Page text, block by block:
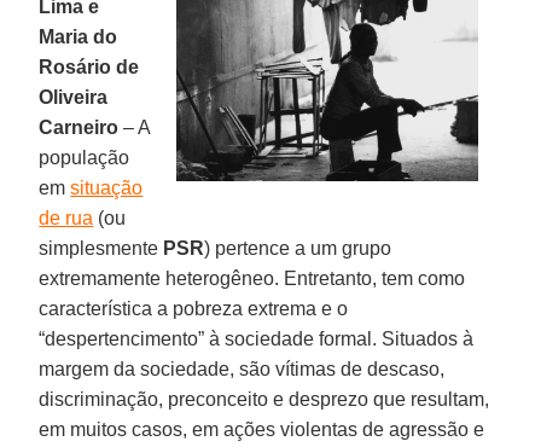
Lima e
Maria do
Rosário de
Oliveira
Carneiro– A
população
emsituação
de rua (ou
simplesmente PSR) pertence a um grupo
extremamente heterogêneo. Entretanto, tem como
característica a pobreza extrema e o
“despertencimento” à sociedade formal. Situados à
margem da sociedade, são vítimas de descaso,
discriminação, preconceito e desprezo que resultam,
em muitos casos, em ações violentas de agressão e